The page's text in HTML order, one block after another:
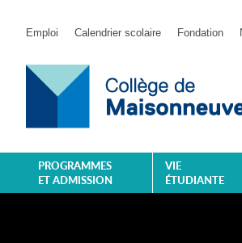
Emploi Calendrier scolaire Fondation
PROGRAMMES
ET ADMISSION
VIE
ÉTUDIANTE